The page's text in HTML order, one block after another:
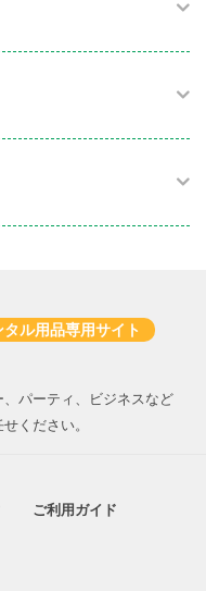
タル用品専用サイト
パーティ、ビジネスなど
ください。
ご利用ガイド